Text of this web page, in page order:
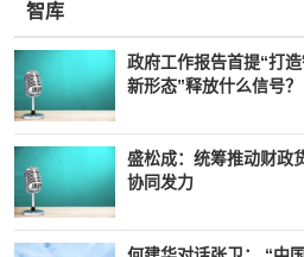
智库
政府工作报告首提“打
新形态”释放什么信号？
盛松成：统筹推动财政
协同发力